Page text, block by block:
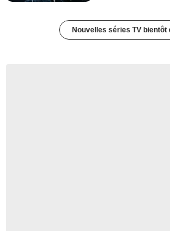
Nouvelles séries TV bientôt